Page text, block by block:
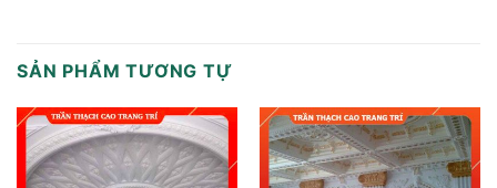
SẢN PHẨM TƯƠNG TỰ